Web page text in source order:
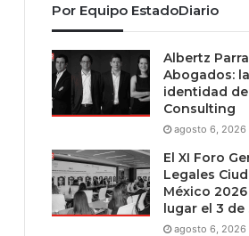
Por Equipo EstadoDiario
Albertz
Abogados:
identidad
Consulting
agosto 6, 2026
El XI Foro
Legales
México
lugar el 3
agosto 6, 2026